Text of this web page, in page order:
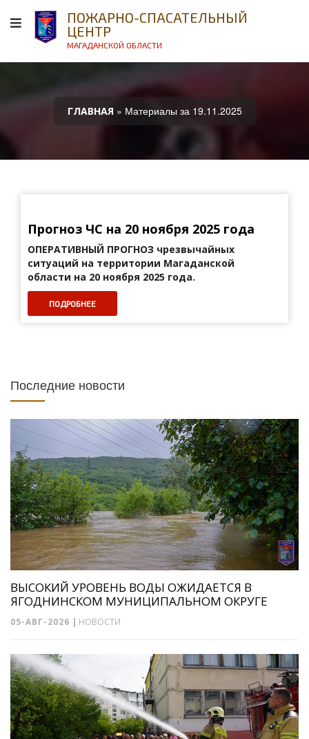
ПОЖАРНО-СПАСАТЕЛЬНЫЙ
ЦЕНТР
МАГАДАНСКОЙ ОБЛАСТИ
ГЛАВНАЯ » Материалы за 19.11.2025
Прогноз ЧС на 20 ноября 2025 года
ОПЕРАТИВНЫЙ ПРОГНОЗ чрезвычайных
ситуаций на территории Магаданской
области на 20 ноября 2025 года.
ПОДРОБНЕЕ
Последние новости
ВЫСОКИЙ УРОВЕНЬ ВОДЫ ОЖИДАЕТСЯ В
ЯГОДНИНСКОМ МУНИЦИПАЛЬНОМ ОКРУГЕ
05-АВГ-2026 | НОВОСТИ